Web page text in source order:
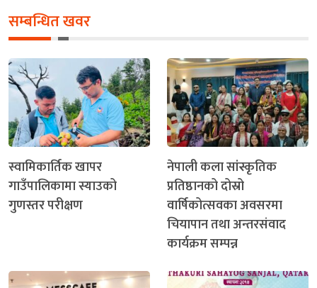
सम्बन्धित खवर
स्वामिकार्तिक खापर
गाउँपालिकामा स्याउको
गुणस्तर परीक्षण
नेपाली कला सांस्कृतिक
प्रतिष्ठानको दोस्रो
वार्षिकोत्सवका अवसरमा
चियापान तथा अन्तरसंवाद
कार्यक्रम सम्पन्न